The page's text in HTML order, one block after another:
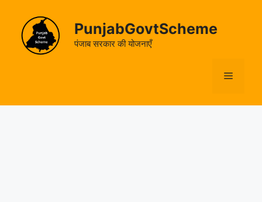
content
PunjabGovtScheme
पंजाब सरकार की योजनाएँ
Menu